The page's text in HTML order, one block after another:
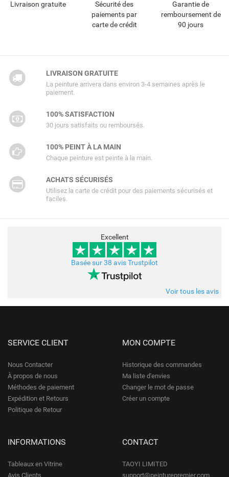
Livraison gratuite
Sécurité des
paiements par
carte de crédit
Garantie de
remboursement de
90 jours
LIVRAISON GRATUITE
La peinture arrivera dans environ 3-4 semaines après le
paiement.
100% SATISFACTION
30 jours satisfaits ou remboursés.
100% PEINT À LA MAIN
Chaque peinture est peinte à la main.
ACHATS SÉCURISÉS
Utilisez la carte de crédit pour des paiements sécurisés et
faciles.
Excellent
Basée sur 38 avis Trustpilot
Voir tous les avis
SERVICE CLIENT
Nous Contacter
À propos de nous
Méthodes de paiement
Expédition et Retours
Politique de Retour
MON COMPTE
Historique des commandes
Ma liste d'envies
Changer le mot de passe
Créer un compte
INFORMATIONS
Tableaux en Vitrine
Avis Clients
CONTACT
TAOYI LIMITED
support@peinturepremier.com